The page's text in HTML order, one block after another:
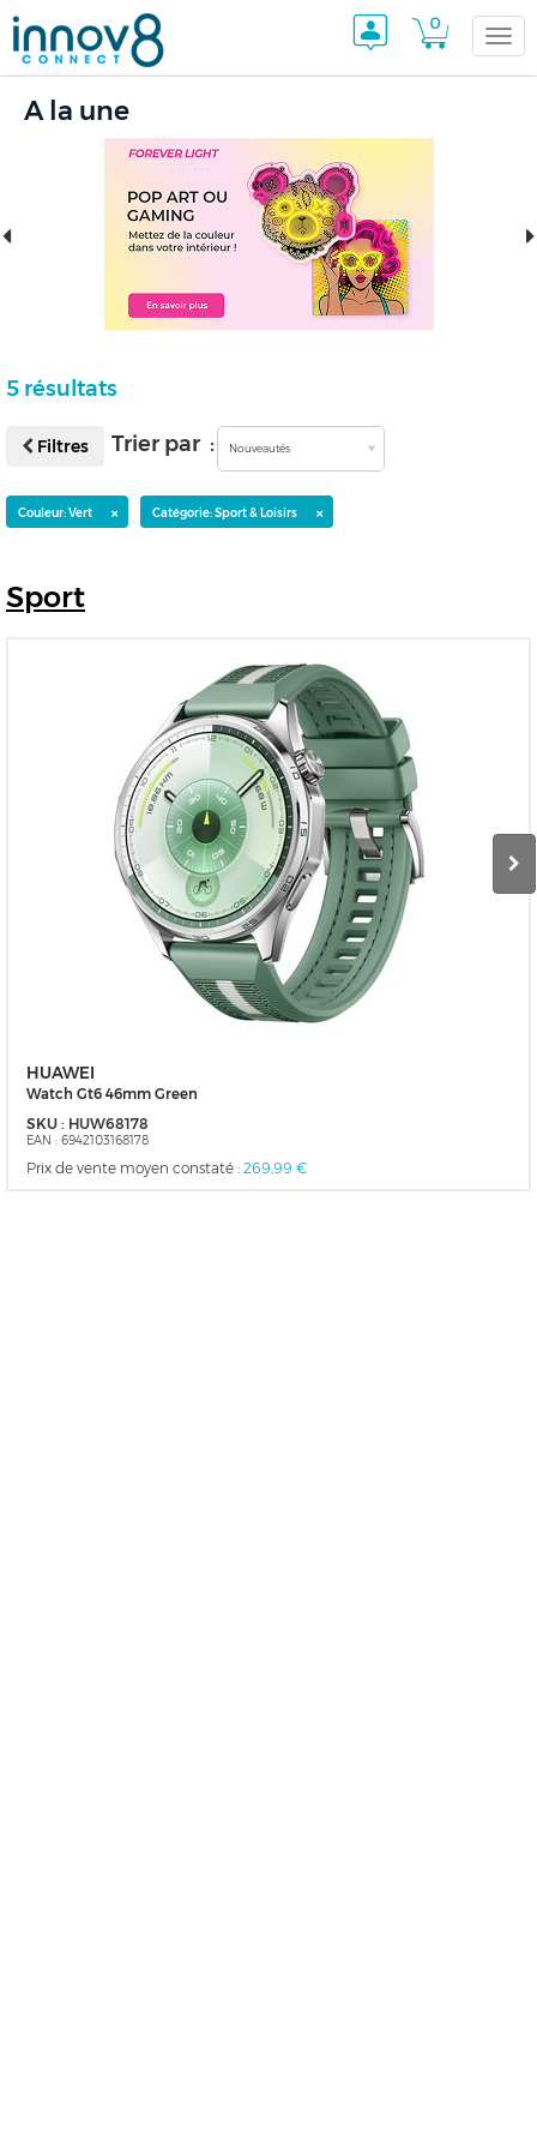
0
A la une
5 résultats
Filtres Trier par : Nouveautés
Couleur: Vert × Catégorie: Sport & Loisirs ×
Sport
HUAWEI
Watch Gt6 46mm Green
SKU : HUW68178
EAN : 6942103168178
Prix de vente moyen constaté : 269,99 €